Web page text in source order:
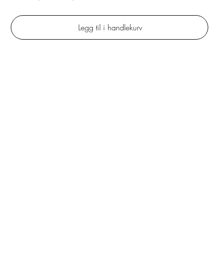
Legg til i handlekurv